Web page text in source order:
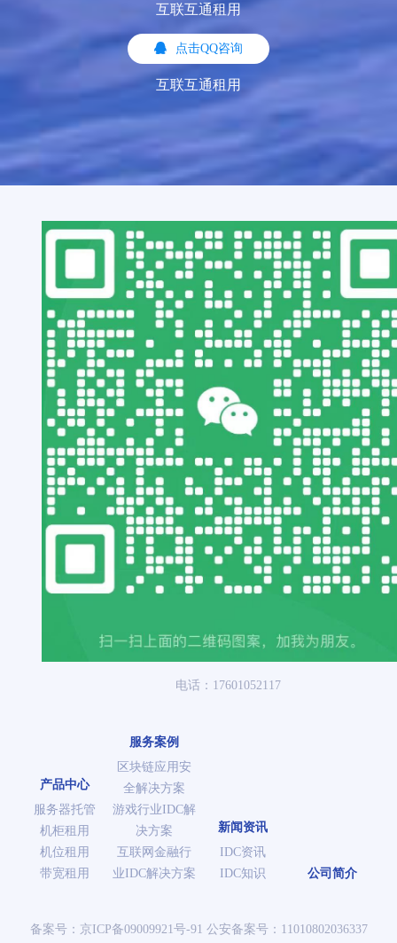
互联互通租用
点击QQ咨询
互联互通租用
电话：17601052117
产品中心
服务器托管
机柜租用
机位租用
带宽租用
服务案例
区块链应用安
全解决方案
游戏行业IDC解
决方案
互联网金融行
业IDC解决方案
新闻资讯
IDC资讯
IDC知识
公司简介
备案号： 京ICP备09009921号-91 公安备案号： 11010802036337